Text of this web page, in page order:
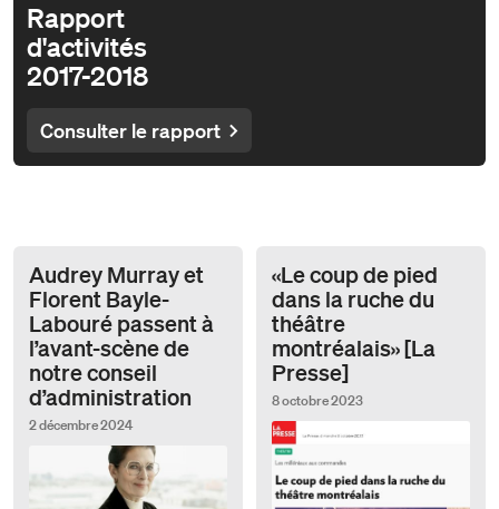
Rapport
d'activités
2017-2018
Consulter le rapport
Audrey Murray et
Florent Bayle-
Labouré passent à
l’avant-scène de
notre conseil
d’administration
2 décembre 2024
«Le coup de pied
dans la ruche du
théâtre
montréalais» [La
Presse]
8 octobre 2023